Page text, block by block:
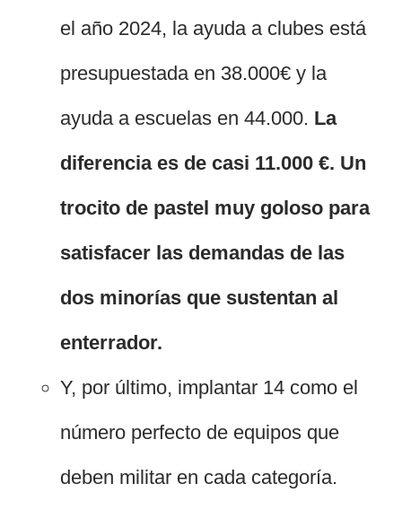
el año 2024, la ayuda a clubes está
presupuestada en 38.000€ y la
ayuda a escuelas en 44.000. La
diferencia es de casi 11.000 €. Un
trocito de pastel muy goloso para
satisfacer las demandas de las
dos minorías que sustentan al
enterrador.
Y, por último, implantar 14 como el
número perfecto de equipos que
deben militar en cada categoría.